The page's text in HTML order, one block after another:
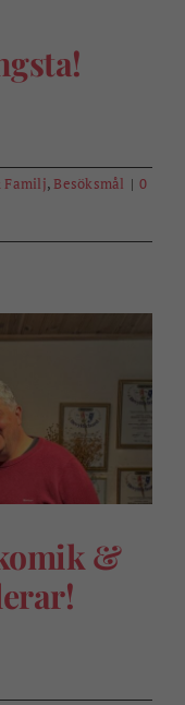
Familj, Besöksmål | 0
&